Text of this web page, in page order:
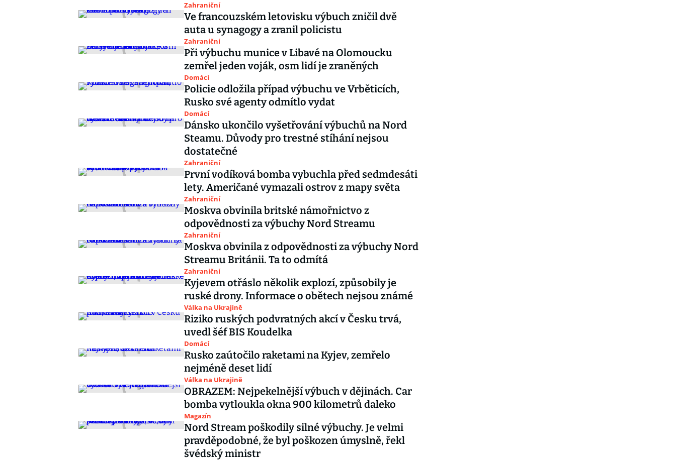
Zahraniční
Ve francouzském letovisku výbuch zničil dvě
auta u synagogy a zranil policistu
Zahraniční
Při výbuchu munice v Libavé na Olomoucku
zemřel jeden voják, osm lidí je zraněných
Domácí
Policie odložila případ výbuchu ve Vrběticích,
Rusko své agenty odmítlo vydat
Domácí
Dánsko ukončilo vyšetřování výbuchů na Nord
Steamu. Důvody pro trestné stíhání nejsou
dostatečné
Zahraniční
První vodíková bomba vybuchla před sedmdesáti
lety. Američané vymazali ostrov z mapy světa
Zahraniční
Moskva obvinila britské námořnictvo z
odpovědnosti za výbuchy Nord Streamu
Zahraniční
Moskva obvinila z odpovědnosti za výbuchy Nord
Streamu Británii. Ta to odmítá
Zahraniční
Kyjevem otřáslo několik explozí, způsobily je
ruské drony. Informace o obětech nejsou známé
Válka na Ukrajině
Riziko ruských podvratných akcí v Česku trvá,
uvedl šéf BIS Koudelka
Domácí
Rusko zaútočilo raketami na Kyjev, zemřelo
nejméně deset lidí
Válka na Ukrajině
OBRAZEM: Nejpekelnější výbuch v dějinách. Car
bomba vytloukla okna 900 kilometrů daleko
Magazín
Nord Stream poškodily silné výbuchy. Je velmi
pravděpodobné, že byl poškozen úmyslně, řekl
švédský ministr